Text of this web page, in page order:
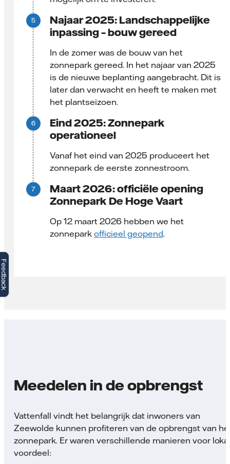
Najaar 2025: Landschappelijke
inpassing – bouw gereed
In de zomer was de bouw van het
zonnepark gereed. In het najaar van 2025
is de nieuwe beplanting aangebracht. Dit is
later dan verwacht en heeft te maken met
het plantseizoen.
Eind 2025: Zonnepark
operationeel
Vanaf het eind van 2025 produceert het
zonnepark de eerste zonnestroom.
Maart 2026: officiële opening
Zonnepark De Hoge Vaart
Op 12 maart 2026 hebben we het
zonnepark officieel geopend.
Meedelen in de opbrengst
Vattenfall vindt het belangrijk dat inwoners van
Zeewolde kunnen profiteren van de opbrengst van
zonnepark. Er waren verschillende manieren voor
voordeel:
Feedback